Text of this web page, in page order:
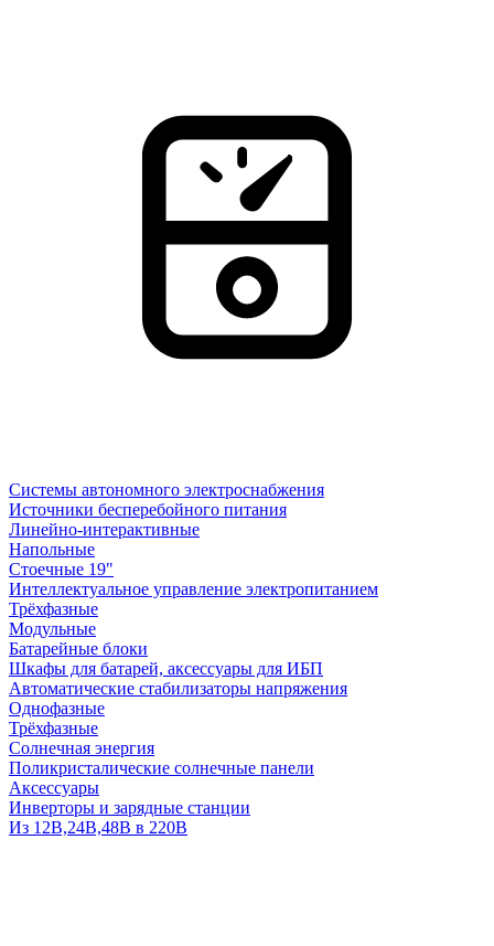
Системы автономного электроснабжения
Источники бесперебойного питания
Линейно-интерактивные
Напольные
Стоечные 19"
Интеллектуальное управление электропитанием
Трёхфазные
Модульные
Батарейные блоки
Шкафы для батарей, аксессуары для ИБП
Автоматические стабилизаторы напряжения
Однофазные
Трёхфазные
Солнечная энергия
Поликристалические солнечные панели
Аксессуары
Инверторы и зарядные станции
Из 12В,24В,48В в 220В